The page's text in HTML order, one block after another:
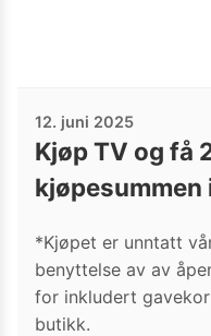
12. juni 2025
Kjøp TV og få
*Kjøpet er unntatt
benyttelse av av
for inkludert
butikk.